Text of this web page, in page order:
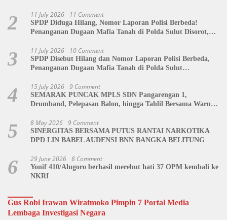
2 11 July 2026 11 Comment
SPDP Diduga Hilang, Nomor Laporan Polisi Berbeda!
Penanganan Dugaan Mafia Tanah di Polda Sulut Disorot,
3 11 July 2026 10 Comment
SPDP Disebut Hilang dan Nomor Laporan Polisi Berbeda,
Penanganan Dugaan Mafia Tanah di Polda Sulut
4 15 July 2026 9 Comment
SEMARAK PUNCAK MPLS SDN Pangarengan 1,
Drumband, Pelepasan Balon, hingga Tahlil Bersama Warnai
5 8 May 2026 9 Comment
SINERGITAS BERSAMA PUTUS RANTAI NARKOTIKA
DPD LIN BABEL AUDENSI BNN BANGKA BELITUNG
6 29 June 2026 8 Comment
Yonif 410/Alugoro berhasil merebut hati 37 OPM kembali ke
NKRI
Gus Robi Irawan Wiratmoko Pimpin 7 Portal Media
Lembaga Investigasi Negara